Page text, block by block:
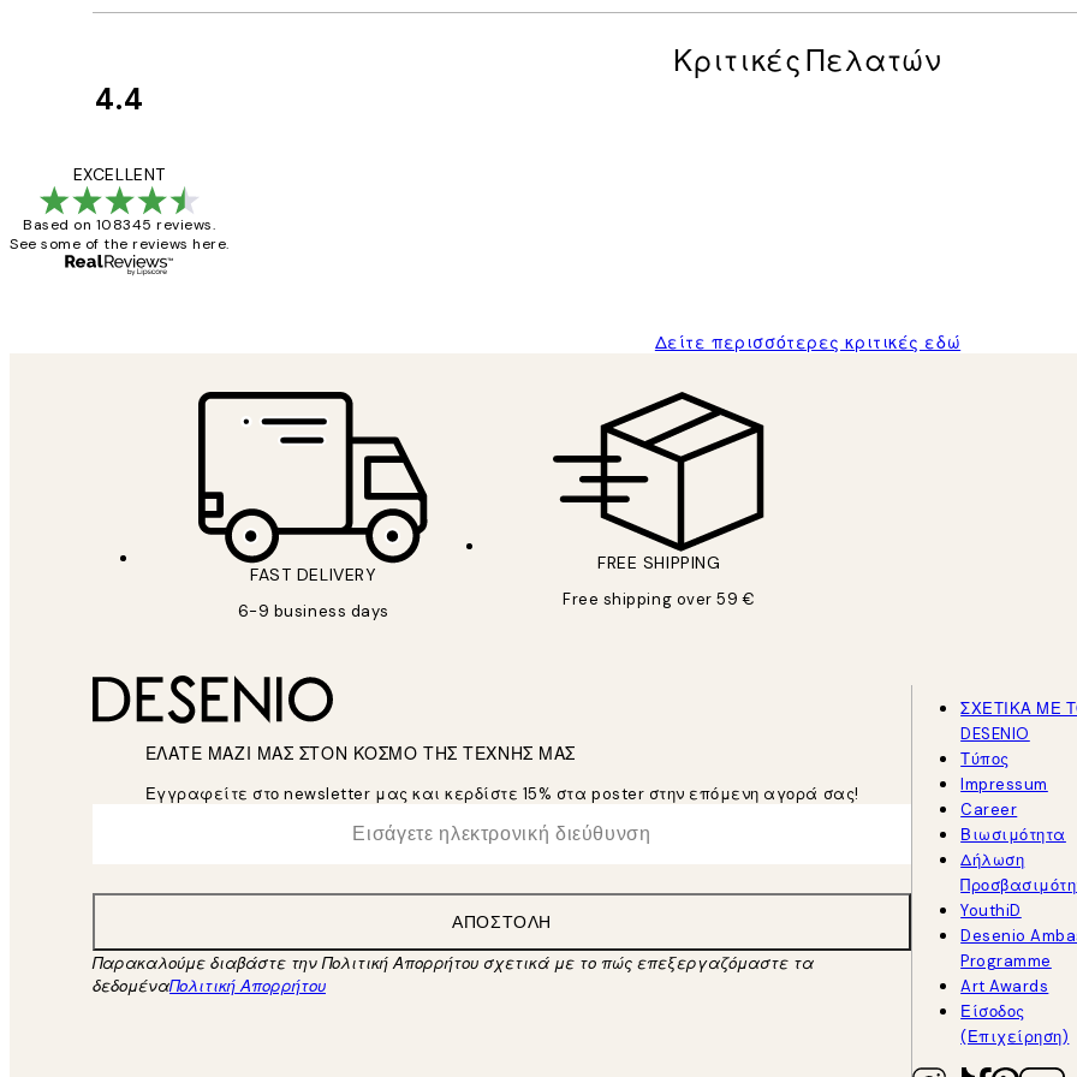
Κριτικές Πελατών
4.4
EXCELLENT
Based on 108345 reviews.
See some of the reviews here.
Δείτε περισσότερες κριτικές εδώ
FAST DELIVERY
6-9 business days
FREE SHIPPING
Free shipping over 59 €
ΕΛΑΤΕ ΜΑΖΙ ΜΑΣ ΣΤΟΝ ΚΟΣΜΟ ΤΗΣ ΤΕΧΝΗΣ ΜΑΣ
Εγγραφείτε στο newsletter μας και κερδίστε 15% στα poster στην επόμενη αγορά σας!
ΑΠΟΣΤΟΛΉ
Παρακαλούμε διαβάστε την Πολιτική Απορρήτου σχετικά με το πώς επεξεργαζόμαστε τα
δεδομέναΠολιτική Απορρήτου
ΣΧΕΤΙΚΑ ΜΕ
DESENIO
Τύπος
Impressum
Career
Βιωσιμότητα
Δήλωση
YouthiD
Desenio
Programme
Art Awards
Είσοδος
(Επιχείρηση)